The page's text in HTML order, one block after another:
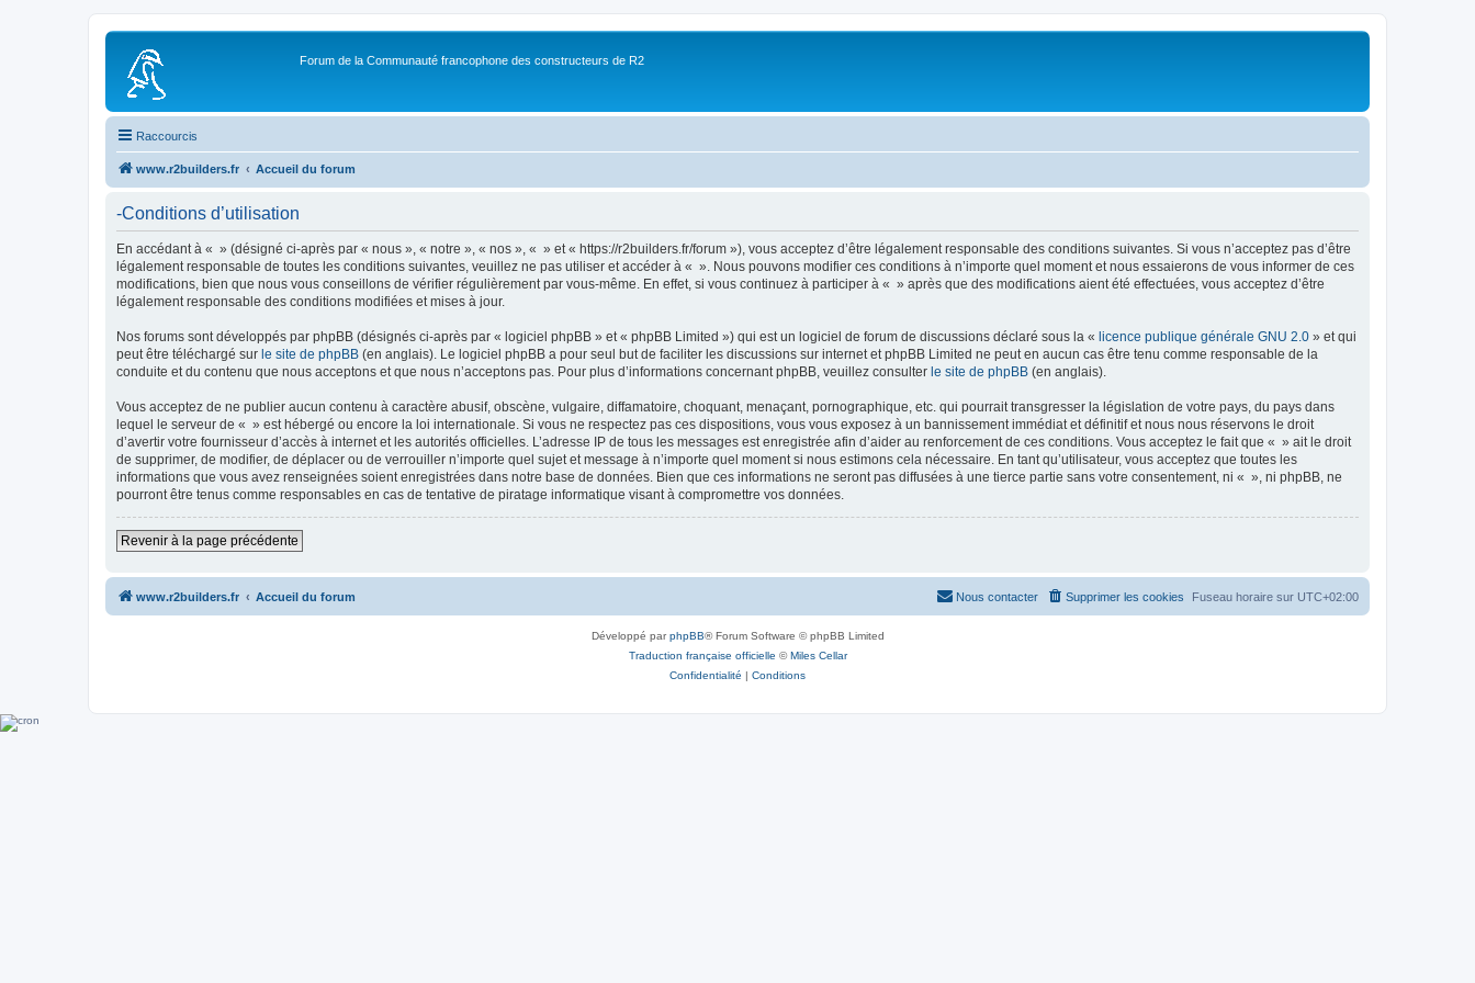
Forum de la Communauté francophone des constructeurs de R2
Raccourcis
www.r2builders.fr Accueil du forum
-Conditions d’utilisation
En accédant à « » (désigné ci-après par « nous », « notre », « nos », « » et « https://r2builders.fr/forum »), vous acceptez d’être légalement responsable des conditions suivantes. Si vous n’acceptez pas d’être
légalement responsable de toutes les conditions suivantes, veuillez ne pas utiliser et accéder à « ». Nous pouvons modifier ces conditions à n’importe quel moment et nous essaierons de vous informer de ces
modifications, bien que nous vous conseillons de vérifier régulièrement par vous-même. En effet, si vous continuez à participer à « » après que des modifications aient été effectuées, vous acceptez d’être
légalement responsable des conditions modifiées et mises à jour.
Nos forums sont développés par phpBB (désignés ci-après par « logiciel phpBB » et « phpBB Limited ») qui est un logiciel de forum de discussions déclaré sous la « licence publique générale GNU 2.0 » et qui
peut être téléchargé sur le site de phpBB (en anglais). Le logiciel phpBB a pour seul but de faciliter les discussions sur internet et phpBB Limited ne peut en aucun cas être tenu comme responsable de la
conduite et du contenu que nous acceptons et que nous n’acceptons pas. Pour plus d’informations concernant phpBB, veuillez consulter le site de phpBB (en anglais).
Vous acceptez de ne publier aucun contenu à caractère abusif, obscène, vulgaire, diffamatoire, choquant, menaçant, pornographique, etc. qui pourrait transgresser la législation de votre pays, du pays dans
lequel le serveur de « » est hébergé ou encore la loi internationale. Si vous ne respectez pas ces dispositions, vous vous exposez à un bannissement immédiat et définitif et nous nous réservons le droit
d’avertir votre fournisseur d’accès à internet et les autorités officielles. L’adresse IP de tous les messages est enregistrée afin d’aider au renforcement de ces conditions. Vous acceptez le fait que « » ait le droit
de supprimer, de modifier, de déplacer ou de verrouiller n’importe quel sujet et message à n’importe quel moment si nous estimons cela nécessaire. En tant qu’utilisateur, vous acceptez que toutes les
informations que vous avez renseignées soient enregistrées dans notre base de données. Bien que ces informations ne seront pas diffusées à une tierce partie sans votre consentement, ni « », ni phpBB, ne
pourront être tenus comme responsables en cas de tentative de piratage informatique visant à compromettre vos données.
Revenir à la page précédente
www.r2builders.fr Accueil du forum Fuseau horaire sur UTC+02:00
Supprimer les cookies
Nous contacter
Développé parphpBB® Forum Software © phpBB Limited
Traduction française officielle ©Miles Cellar
Confidentialité | Conditions